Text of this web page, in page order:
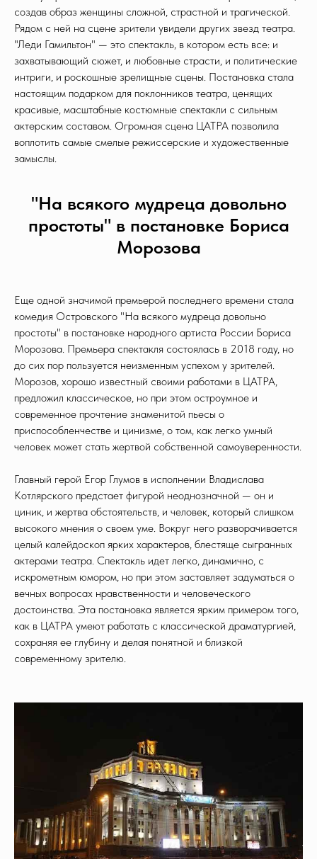
создав образ женщины сложной, страстной и трагической.
Рядом с ней на сцене зрители увидели других звезд театра.
"Леди Гамильтон" — это спектакль, в котором есть все: и
захватывающий сюжет, и любовные страсти, и политические
интриги, и роскошные зрелищные сцены. Постановка стала
настоящим подарком для поклонников театра, ценящих
красивые, масштабные костюмные спектакли с сильным
актерским составом. Огромная сцена ЦАТРА позволила
воплотить самые смелые режиссерские и художественные
замыслы.
"На всякого мудреца довольно
простоты" в постановке Бориса
Морозова
Еще одной значимой премьерой последнего времени стала
комедия Островского "На всякого мудреца довольно
простоты" в постановке народного артиста России Бориса
Морозова. Премьера спектакля состоялась в 2018 году, но
до сих пор пользуется неизменным успехом у зрителей.
Морозов, хорошо известный своими работами в ЦАТРА,
предложил классическое, но при этом остроумное и
современное прочтение знаменитой пьесы о
приспособленчестве и цинизме, о том, как легко умный
человек может стать жертвой собственной самоуверенности.
Главный герой Егор Глумов в исполнении Владислава
Котлярского предстает фигурой неоднозначной — он и
циник, и жертва обстоятельств, и человек, который слишком
высокого мнения о своем уме. Вокруг него разворачивается
целый калейдоскоп ярких характеров, блестяще сыгранных
актерами театра. Спектакль идет легко, динамично, с
искрометным юмором, но при этом заставляет задуматься о
вечных вопросах нравственности и человеческого
достоинства. Эта постановка является ярким примером того,
как в ЦАТРА умеют работать с классической драматургией,
сохраняя ее глубину и делая понятной и близкой
современному зрителю.